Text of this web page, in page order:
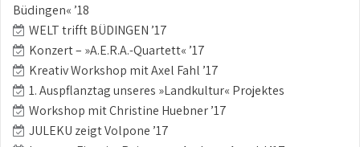
Büdingen« ’18
WELT trifft BÜDINGEN ’17
Konzert – »A.E.R.A.-Quartett« ’17
Kreativ Workshop mit Axel Fahl ’17
1. Auspflanztag unseres »Landkultur« Projektes
Workshop mit Christine Huebner ’17
JULEKU zeigt Volpone ’17